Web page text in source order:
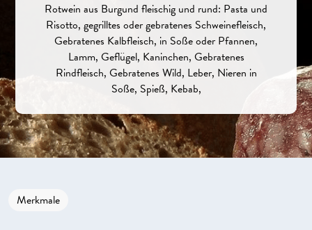
Rotwein aus Burgund fleischig und rund: Pasta und
Risotto, gegrilltes oder gebratenes Schweinefleisch,
Gebratenes Kalbfleisch, in Soße oder Pfannen,
Lamm, Geflügel, Kaninchen, Gebratenes
Rindfleisch, Gebratenes Wild, Leber, Nieren in
Soße, Spieß, Kebab,
Merkmale